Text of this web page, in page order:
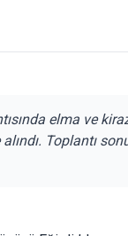
elma ve
Toplantı